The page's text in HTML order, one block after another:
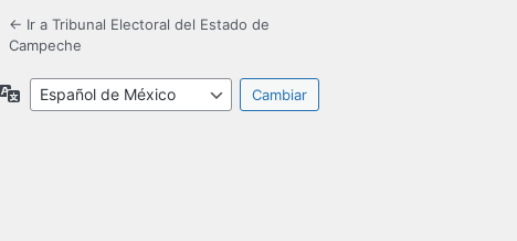
← Ir a Tribunal Electoral del Estado de
Campeche
Idioma